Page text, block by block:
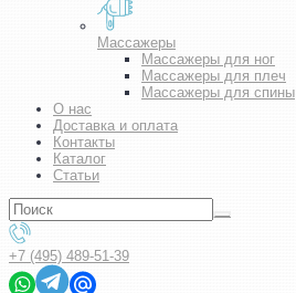
Массажеры
Массажеры для ног
Массажеры для плеч
Массажеры для спины
О нас
Доставка и оплата
Контакты
Каталог
Статьи
+7 (495) 489-51-39